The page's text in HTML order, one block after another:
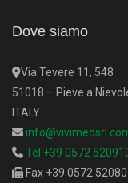
Dove siamo
Via Tevere 11, 548
51018 – Pieve a
ITALY
Tel +39 0572
Fax +39 0572